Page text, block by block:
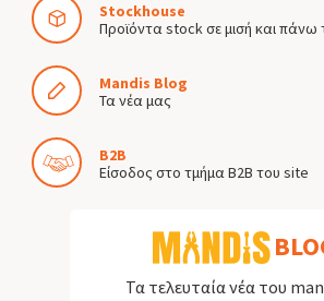
Stockhouse
Προϊόντα stock σε μισή και πάνω
Mandis Blog
Τα νέα μας
B2B
Είσοδος στο τμήμα B2B του site
Τα τελευταία νέα του